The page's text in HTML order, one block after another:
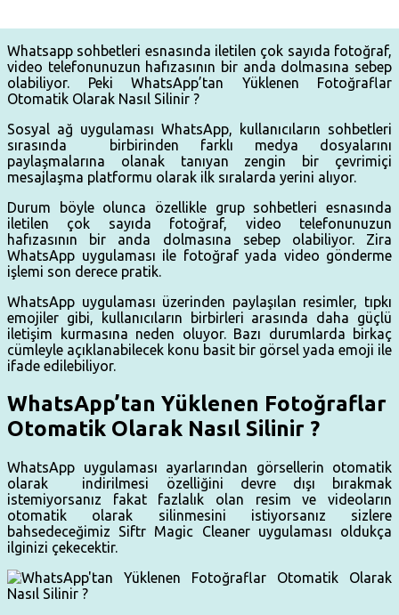
Whatsapp sohbetleri esnasında iletilen çok sayıda fotoğraf,
video telefonunuzun hafızasının bir anda dolmasına sebep
olabiliyor. Peki WhatsApp’tan Yüklenen Fotoğraflar
Otomatik Olarak Nasıl Silinir ?
Sosyal ağ uygulaması WhatsApp, kullanıcıların sohbetleri
sırasında birbirinden farklı medya dosyalarını
paylaşmalarına olanak tanıyan zengin bir çevrimiçi
mesajlaşma platformu olarak ilk sıralarda yerini alıyor.
Durum böyle olunca özellikle grup sohbetleri esnasında
iletilen çok sayıda fotoğraf, video telefonunuzun
hafızasının bir anda dolmasına sebep olabiliyor. Zira
WhatsApp uygulaması ile fotoğraf yada video gönderme
işlemi son derece pratik.
WhatsApp uygulaması üzerinden paylaşılan resimler, tıpkı
emojiler gibi, kullanıcıların birbirleri arasında daha güçlü
iletişim kurmasına neden oluyor. Bazı durumlarda birkaç
cümleyle açıklanabilecek konu basit bir görsel yada emoji ile
ifade edilebiliyor.
WhatsApp’tan Yüklenen Fotoğraflar
Otomatik Olarak Nasıl Silinir ?
WhatsApp uygulaması ayarlarından görsellerin otomatik
olarak indirilmesi özelliğini devre dışı bırakmak
istemiyorsanız fakat fazlalık olan resim ve videoların
otomatik olarak silinmesini istiyorsanız sizlere
bahsedeceğimiz Siftr Magic Cleaner uygulaması oldukça
ilginizi çekecektir.